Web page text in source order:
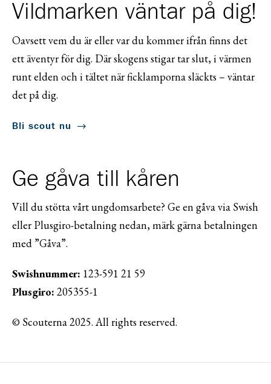
Vildmarken väntar på dig!
Oavsett vem du är eller var du kommer ifrån finns det
ett äventyr för dig. Där skogens stigar tar slut, i värmen
runt elden och i tältet när ficklamporna släckts – väntar
det på dig.
Bli scout nu
Ge gåva till kåren
Vill du stötta vårt ungdomsarbete? Ge en gåva via Swish
eller Plusgiro-betalning nedan, märk gärna betalningen
med ”Gåva”.
Swishnummer: 123-591 21 59
Plusgiro: 205355-1
© Scouterna 2025. All rights reserved.